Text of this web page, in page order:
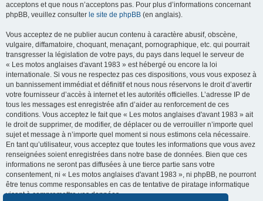
acceptons et que nous n’acceptons pas. Pour plus d’informations concernant
phpBB, veuillez consulter le site de phpBB (en anglais).
Vous acceptez de ne publier aucun contenu à caractère abusif, obscène,
vulgaire, diffamatoire, choquant, menaçant, pornographique, etc. qui pourrait
transgresser la législation de votre pays, du pays dans lequel le serveur de
« Les motos anglaises d'avant 1983 » est hébergé ou encore la loi
internationale. Si vous ne respectez pas ces dispositions, vous vous exposez à
un bannissement immédiat et définitif et nous nous réservons le droit d’avertir
votre fournisseur d’accès à internet et les autorités officielles. L’adresse IP de
tous les messages est enregistrée afin d’aider au renforcement de ces
conditions. Vous acceptez le fait que « Les motos anglaises d'avant 1983 » ait
le droit de supprimer, de modifier, de déplacer ou de verrouiller n’importe quel
sujet et message à n’importe quel moment si nous estimons cela nécessaire.
En tant qu’utilisateur, vous acceptez que toutes les informations que vous avez
renseignées soient enregistrées dans notre base de données. Bien que ces
informations ne seront pas diffusées à une tierce partie sans votre
consentement, ni « Les motos anglaises d'avant 1983 », ni phpBB, ne pourront
être tenus comme responsables en cas de tentative de piratage informatique
visant à compromettre vos données.